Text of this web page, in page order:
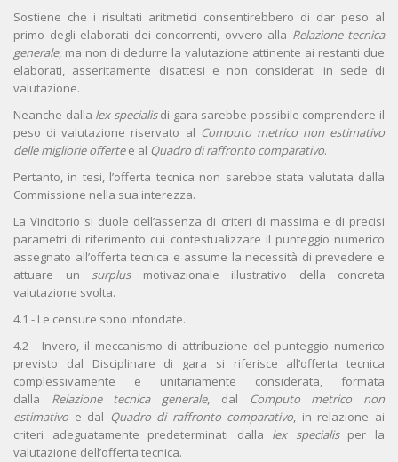
Sostiene che i risultati aritmetici consentirebbero di dar peso al
primo degli elaborati dei concorrenti, ovvero alla Relazione tecnica
generale, ma non di dedurre la valutazione attinente ai restanti due
elaborati, asseritamente disattesi e non considerati in sede di
valutazione.
Neanche dalla lex specialisdi gara sarebbe possibile comprendere il
peso di valutazione riservato al Computo metrico non estimativo
delle migliorie offertee al Quadro di raffronto comparativo.
Pertanto, in tesi, l’offerta tecnica non sarebbe stata valutata dalla
Commissione nella sua interezza.
La Vincitorio si duole dell’assenza di criteri di massima e di precisi
parametri di riferimento cui contestualizzare il punteggio numerico
assegnato all’offerta tecnica e assume la necessità di prevedere e
attuare un surplus motivazionale illustrativo della concreta
valutazione svolta.
4.1 - Le censure sono infondate.
4.2 - Invero, il meccanismo di attribuzione del punteggio numerico
previsto dal Disciplinare di gara si riferisce all’offerta tecnica
complessivamente e unitariamente considerata, formata
dalla Relazione tecnica generale, dal Computo metrico non
estimativo e dal Quadro di raffronto comparativo, in relazione ai
criteri adeguatamente predeterminati dalla lex specialisper la
valutazione dell’offerta tecnica.